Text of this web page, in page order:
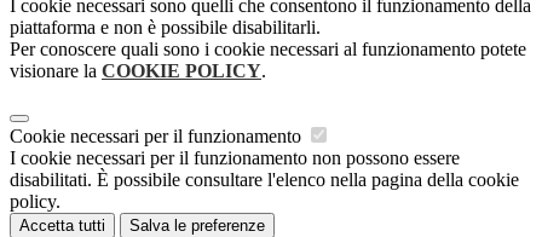
I cookie necessari sono quelli che consentono il funzionamento della
piattaforma e non è possibile disabilitarli.
Per conoscere quali sono i cookie necessari al funzionamento potete
visionare la COOKIE POLICY.
Cookie necessari per il funzionamento
I cookie necessari per il funzionamento non possono essere
disabilitati. È possibile consultare l'elenco nella pagina della cookie
policy.
Accetta tutti Salva le preferenze